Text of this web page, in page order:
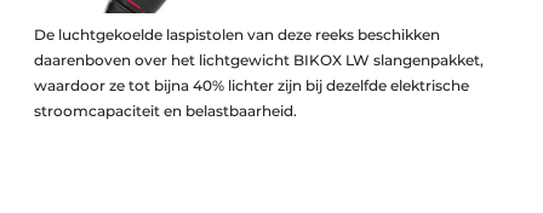
De luchtgekoelde laspistolen van deze reeks beschikken
daarenboven over het lichtgewicht BIKOX LW slangenpakket,
waardoor ze tot bijna 40% lichter zijn bij dezelfde elektrische
stroomcapaciteit en belastbaarheid.